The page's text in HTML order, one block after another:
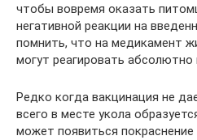
чтобы вовремя оказать
негативной реакции на
помнить, что на медикамент
могут реагировать абсолютно
Редко когда вакцинация не
всего в месте укола
может появиться